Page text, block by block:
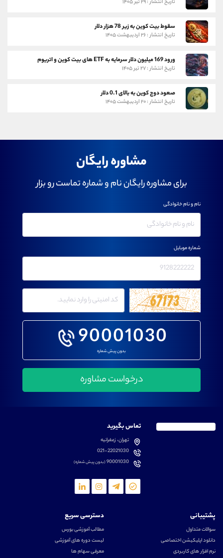
تاریخ انتشار : ۲۹ تیر ۱۴۰۵
سقوط بیت کوین به زیر 78 هزار دلار
تاریخ انتشار : ۲۶ اردیبهشت ۱۴۰۵
ورود 169 میلیون دلار سرمایه به ETF های بیت کوین و اتریوم
تاریخ انتشار : ۲۷ تیر ۱۴۰۵
صعود دوج کوین به بالای 0.1 دلار
تاریخ انتشار : ۲۰ اردیبهشت ۱۴۰۵
مشاوره رایگان
برای مشاوره رایگان نام و شماره تماست رو بزار
90001030
بدون پیش شماره
نام و نام خانوادگی
شماره موبایل
تماس بگیرید
تهران، زعفرانیه
021-22021030
90001030(بدون پیش شماره)
پشتیبانی
سوالات متداول
دانلود اپلیکیشن اختصاصی
نرم افزار های کاربردی
دسترسی سریع
مطالب آموزشی بورس
لیست دوره های آموزشی
معرفی سهام ها